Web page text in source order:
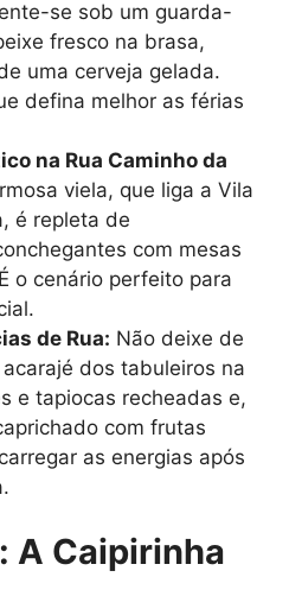
se sob um guarda-
fresco na brasa,
uma cerveja gelada.
defina melhor as férias
na Rua Caminho da
viela, que liga a Vila
é repleta de
com mesas
o cenário perfeito para
de Rua: Não deixe de
dos tabuleiros na
e tapiocas recheadas e,
com frutas
as energias após
A Caipirinha